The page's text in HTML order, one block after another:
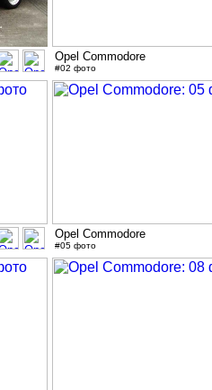
Opel Commodore
#02 фото
Opel Commodore
#05 фото